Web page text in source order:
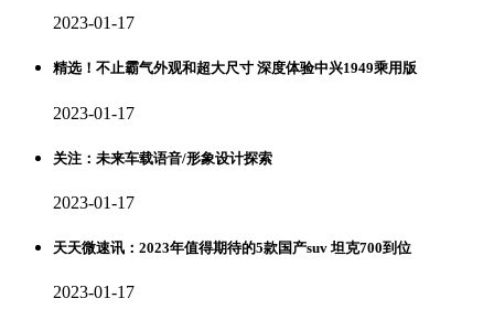
2023-01-17
精选！不止霸气外观和超大尺寸 深度体验中兴1949乘用版
2023-01-17
关注：未来车载语音/形象设计探索
2023-01-17
天天微速讯：2023年值得期待的5款国产suv 坦克700到位
2023-01-17